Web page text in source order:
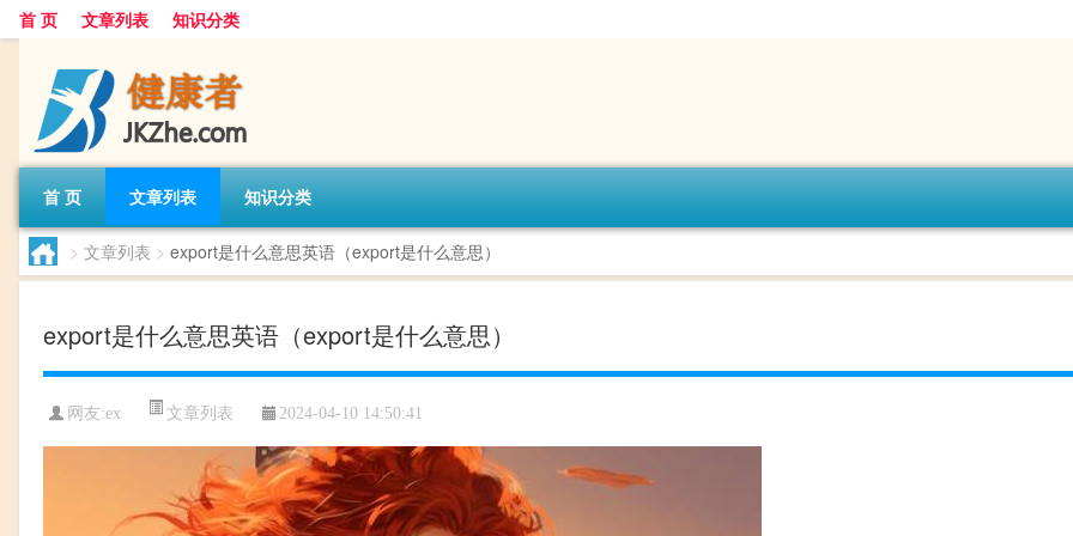
首 页 文章列表 知识分类
首 页 文章列表 知识分类
> 文章列表 > export是什么意思英语（export是什么意思）
export是什么意思英语（export是什么意思）
网友:ex 文章列表 2024-04-10 14:50:41